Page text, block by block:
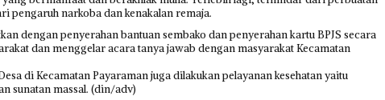
pengaruh narkoba dan kenakalan remaja.
dengan penyerahan bantuan sembako dan penyerahan kartu BPJS secara
dan menggelar acara tanya jawab dengan masyarakat Kecamatan
di Kecamatan Payaraman juga dilakukan pelayanan kesehatan yaitu
sunatan massal. (din/adv)